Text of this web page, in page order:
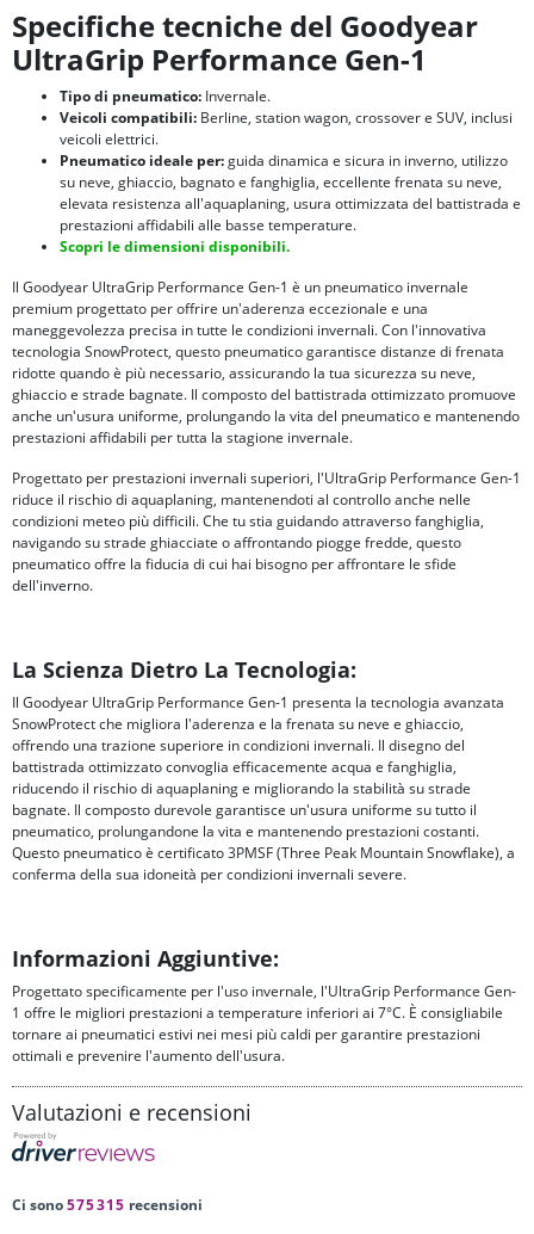
Specifiche tecniche del Goodyear
UltraGrip Performance Gen-1
Tipo di pneumatico: Invernale.
Veicoli compatibili: Berline, station wagon, crossover e SUV, inclusi
veicoli elettrici.
Pneumatico ideale per:guida dinamica e sicura in inverno, utilizzo
su neve, ghiaccio, bagnato e fanghiglia, eccellente frenata su neve,
elevata resistenza all'aquaplaning, usura ottimizzata del battistrada e
prestazioni affidabili alle basse temperature.
Scopri le dimensioni disponibili.
Il Goodyear UltraGrip Performance Gen-1 è un pneumatico invernale
premium progettato per offrire un'aderenza eccezionale e una
maneggevolezza precisa in tutte le condizioni invernali. Con l'innovativa
tecnologia SnowProtect, questo pneumatico garantisce distanze di frenata
ridotte quando è più necessario, assicurando la tua sicurezza su neve,
ghiaccio e strade bagnate. Il composto del battistrada ottimizzato promuove
anche un'usura uniforme, prolungando la vita del pneumatico e mantenendo
prestazioni affidabili per tutta la stagione invernale.
Progettato per prestazioni invernali superiori, l'UltraGrip Performance Gen-1
riduce il rischio di aquaplaning, mantenendoti al controllo anche nelle
condizioni meteo più difficili. Che tu stia guidando attraverso fanghiglia,
navigando su strade ghiacciate o affrontando piogge fredde, questo
pneumatico offre la fiducia di cui hai bisogno per affrontare le sfide
dell'inverno.
La Scienza Dietro La Tecnologia:
Il Goodyear UltraGrip Performance Gen-1 presenta la tecnologia avanzata
SnowProtect che migliora l'aderenza e la frenata su neve e ghiaccio,
offrendo una trazione superiore in condizioni invernali. Il disegno del
battistrada ottimizzato convoglia efficacemente acqua e fanghiglia,
riducendo il rischio di aquaplaning e migliorando la stabilità su strade
bagnate. Il composto durevole garantisce un'usura uniforme su tutto il
pneumatico, prolungandone la vita e mantenendo prestazioni costanti.
Questo pneumatico è certificato 3PMSF (Three Peak Mountain Snowflake), a
conferma della sua idoneità per condizioni invernali severe.
Informazioni Aggiuntive:
Progettato specificamente per l'uso invernale, l'UltraGrip Performance Gen-
1 offre le migliori prestazioni a temperature inferiori ai 7°C. È consigliabile
tornare ai pneumatici estivi nei mesi più caldi per garantire prestazioni
ottimali e prevenire l'aumento dell'usura.
Valutazioni e recensioni
Ci sono575315 recensioni